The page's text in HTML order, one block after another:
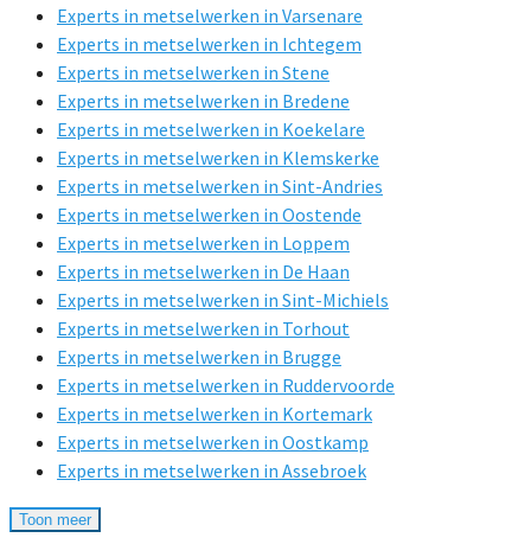
Experts in metselwerken in Varsenare
Experts in metselwerken in Ichtegem
Experts in metselwerken in Stene
Experts in metselwerken in Bredene
Experts in metselwerken in Koekelare
Experts in metselwerken in Klemskerke
Experts in metselwerken in Sint-Andries
Experts in metselwerken in Oostende
Experts in metselwerken in Loppem
Experts in metselwerken in De Haan
Experts in metselwerken in Sint-Michiels
Experts in metselwerken in Torhout
Experts in metselwerken in Brugge
Experts in metselwerken in Ruddervoorde
Experts in metselwerken in Kortemark
Experts in metselwerken in Oostkamp
Experts in metselwerken in Assebroek
Toon meer